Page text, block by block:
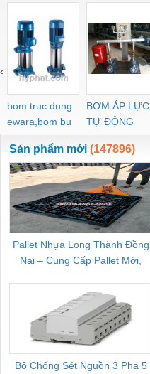
bom truc dung
ewara,bom bu
ewara
BƠM ÁP LỰC
TỰ ĐỘNG
‹
Sản phẩm mới (147896)
Pallet Nhựa Long Thành Đồng
Nai – Cung Cấp Pallet Mới,
Bộ Chống Sét Nguồn 3 Pha 5